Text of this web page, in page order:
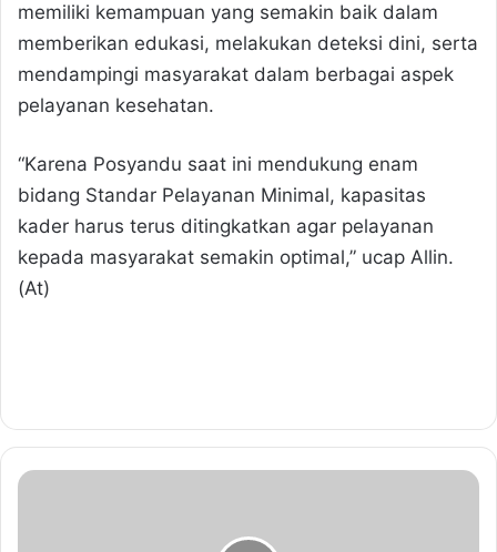
memiliki kemampuan yang semakin baik dalam
memberikan edukasi, melakukan deteksi dini, serta
mendampingi masyarakat dalam berbagai aspek
pelayanan kesehatan.
“Karena Posyandu saat ini mendukung enam
bidang Standar Pelayanan Minimal, kapasitas
kader harus terus ditingkatkan agar pelayanan
kepada masyarakat semakin optimal,” ucap Allin.
(At)
W